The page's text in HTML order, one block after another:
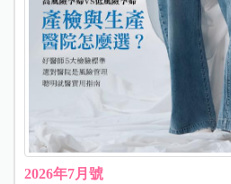
2026年7月號